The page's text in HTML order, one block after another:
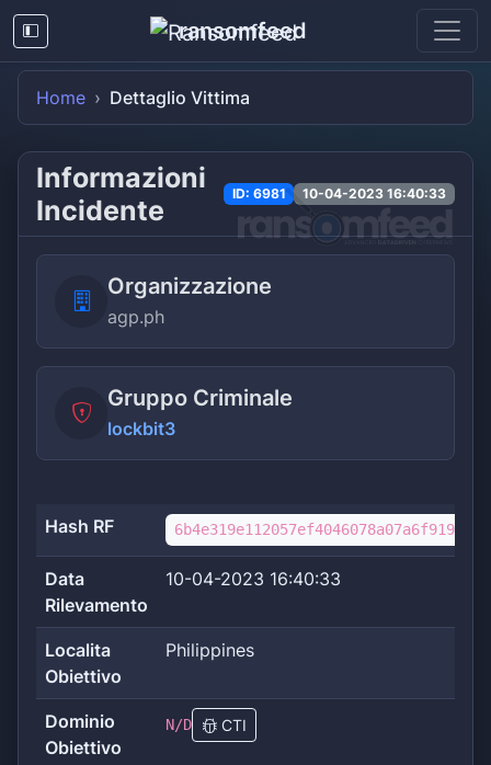
ransomfeed
Home Dettaglio Vittima
Informazioni
Incidente
ID: 6981 10-04-2023 16:40:33
Organizzazione
agp.ph
Gruppo Criminale
lockbit3
Hash RF
Data
Rilevamento
10-04-2023 16:40:33
Localita
Obiettivo
Philippines
Dominio
Obiettivo
N/D CTI